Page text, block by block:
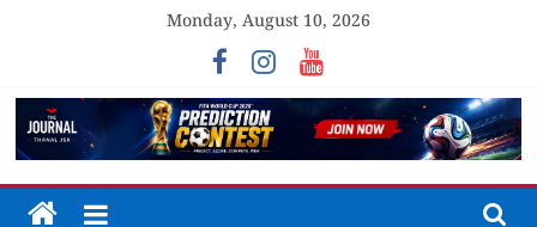
Monday, August 10, 2026
The